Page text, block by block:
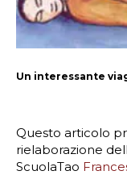
Un interessante
Questo articolo
rielaborazione
ScuolaTao